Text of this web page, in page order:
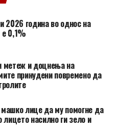
2026 година во однос на
е 0,1%
метеж и доцнења на
принудени повремено да
лице да му помогне да
насилно ги зело и